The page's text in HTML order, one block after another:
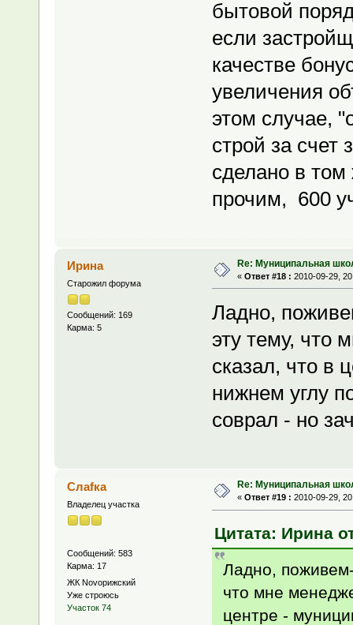
бытовой
если
качестве
увеличения
этом случае,
строй за счет
сделано в
прочим, 600
Ирина
Старожил форума
Сообщений: 169
Карма: 5
Re: Муниципальная
« Ответ #18 : 2010-09-29,
Ладно,
эту тему, что
сказал, что в
нижнем углу
соврал - но
Слаfка
Владелец участка
Сообщений: 583
Карма: 17
ЖК Novoрижский
Уже строюсь
Участок 74
Re: Муниципальная
« Ответ #19 : 2010-09-29,
Цитата: Ирина
Ладно,
что мне
центре -